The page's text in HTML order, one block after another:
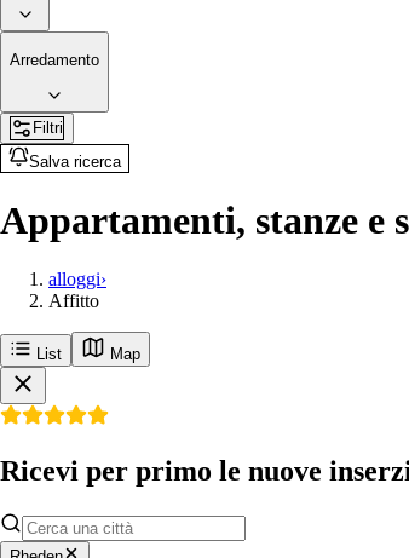
Arredamento
Filtri
Salva ricerca
Appartamenti, stanze e
alloggi›
Affitto
List Map
Ricevi per primo le nuove